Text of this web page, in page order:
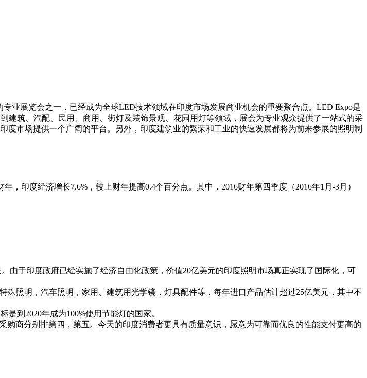
业展览会之一，已经成为全球LED技术领域在印度市场发展商业机会的重要聚合点。 LED Expo是
建筑、汽配、民用、商用、街灯及装饰景观、花园用灯等领域，展会为专业观众提供了一站式的采
度市场提供一个广阔的平台。另外，印度建筑业的繁荣和工业的快速发展都将为前来参展的照明制
年，印度经济增长7.6% ，较上财年提高0.4个百分点。其中， 2016财年第四季度（2016年1月 -3月）
由于印度政府已经实施了经济自由化政策，价值20亿美元的印度照明市场真正实现了国际化，可
殊照明，汽车照明，家用、建筑用光学镜，灯具配件等，每年进口产品估计超过25亿美元，其中不
是到 2020年成为100%使用节能灯的国家。
购商分别排第四，第五。今天的印度消费者更具有质量意识，愿意为可靠而优良的性能支付更高的